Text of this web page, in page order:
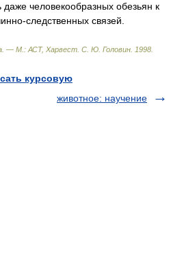
человекообразных обезьян к
следственных связей.
— М.: АСТ, Харвест С. Ю. Головин 1998
курсовую
животное: научение